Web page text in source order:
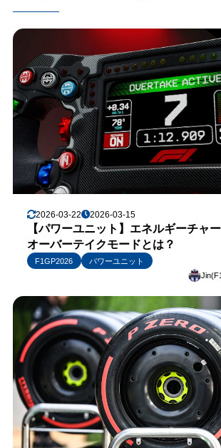
2026-03-22 2026-03-15
【パワーユニット】エネルギーチャ
オーバーテイクモードとは？
F1GP2026
パワーユニット